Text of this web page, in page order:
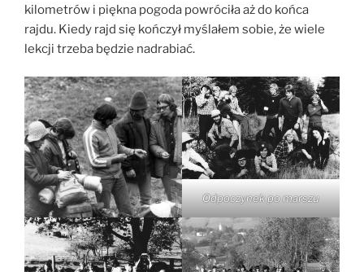
kilometrów i piękna pogoda powróciła aż do końca
rajdu. Kiedy rajd się kończył myślałem sobie, że wiele
lekcji trzeba będzie nadrabiać.
Odpoczynek po marszu